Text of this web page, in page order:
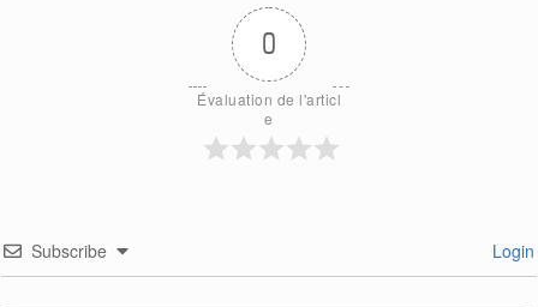
0
Évaluation de l'articl
e
Subscribe Login